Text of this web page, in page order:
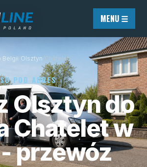
MENU ☰
Belgii Olsztyn/Châtelet
POD ADRES
Olsztyn do
Chatelet w
przewóz